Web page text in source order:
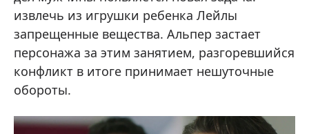
извлечь из игрушки ребенка Лейлы
запрещенные вещества. Альпер застает
персонажа за этим занятием, разгоревшийся
конфликт в итоге принимает нешуточные
обороты.